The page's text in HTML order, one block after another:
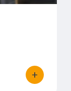
+
bouton